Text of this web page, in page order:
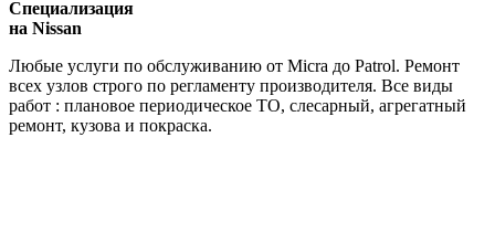
Специализация
на Nissan
Любые услуги по обслуживанию от Micra до Patrol. Ремонт
всех узлов строго по регламенту производителя. Все виды
работ : плановое периодическое ТО, слесарный, агрегатный
ремонт, кузова и покраска.